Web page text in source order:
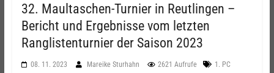
32. Maultaschen-Turnier in Reutlingen –
Bericht und Ergebnisse vom letzten
Ranglistenturnier der Saison 2023
08. 11. 2023 Mareike Sturhahn 2621 Aufrufe
1. PC